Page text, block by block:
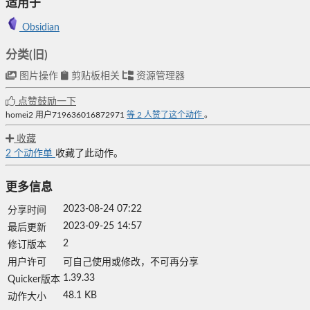
适用于
Obsidian
分类(旧)
图片操作 剪贴板相关 资源管理器
点赞鼓励一下
homei2 用户719636016872971 等 2 人赞了这个动作 。
收藏
2 个动作单 收藏了此动作。
更多信息
分享时间
2023-08-24 07:22
最后更新
2023-09-25 14:57
修订版本
2
用户许可
可自己使用或修改，不可再分享
Quicker版本 1.39.33
动作大小
48.1 KB